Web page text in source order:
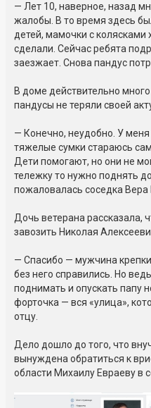
— Лет 10, наверное, назад
жалобы. В то время здесь
детей, мамочки с колясками
сделали. Сейчас ребята
заезжает. Снова пандус
В доме действительно
пандусы не теряли своей
— Конечно, неудобно. У
тяжелые сумки стараюсь
Дети помогают, но они не
тележку то нужно поднять
пожаловалась соседка Вера
Дочь ветерана рассказала,
завозить Николая
— Спасибо — мужчина
без него справились. Но
поднимать и опускать папу
форточка — вся «улица»,
отцу.
Дело дошло до того, что
вынуждена обратиться к
области Михаилу Евраеву в